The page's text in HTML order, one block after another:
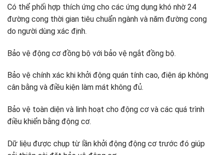
Có thể phối hợp thích ứng cho các ứng dụng khó nhờ 24
đường cong thời gian tiêu chuẩn ngành và năm đường cong
do người dùng xác định.
Bảo vệ động cơ đồng bộ với bảo vệ ngắt đồng bộ.
Bảo vệ chính xác khi khởi động quán tính cao, điện áp không
cân bằng và điều kiện làm mát không đủ.
Bảo vệ toàn diện và linh hoạt cho động cơ và các quá trình
điều khiển bằng động cơ.
Dữ liệu được chụp từ lần khởi động động cơ trước đó giúp